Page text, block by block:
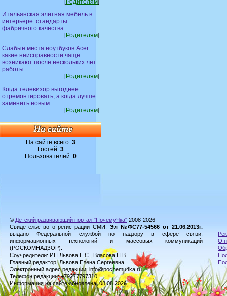
[Родителям]
Итальянская элитная мебель в
интерьере: стандарты
фабричного качества
[Родителям]
Слабые места ноутбуков Acer:
какие неисправности чаще
возникают после нескольких лет
работы
[Родителям]
Когда телевизор выгоднее
отремонтировать, а когда лучше
заменить новым
[Родителям]
На сайте всего: 3
Гостей: 3
Пользователей: 0
© Детский развивающий портал "ПочемуЧка" 2008-2026
Свидетельство о регистрации СМИ: Эл №ФС77-54566 от 21.06.2013г.
выдано Федеральной службой по надзору в сфере связи,
информационных технологий и массовых коммуникаций
(РОСКОМНАДЗОР).
Соучредители: ИП Львова Е.С., Власова Н.В.
Главный редактор: Львова Елена Сергеевна
Электронный адрес редакции: info@pochemu4ka.ru
Телефон редакции: +79277797310
Информация на сайте обновлена: 08.08.2026
О